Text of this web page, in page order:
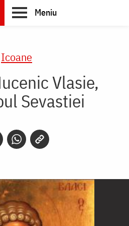
Meniu
Icoane
Vlasie,
Sevastiei